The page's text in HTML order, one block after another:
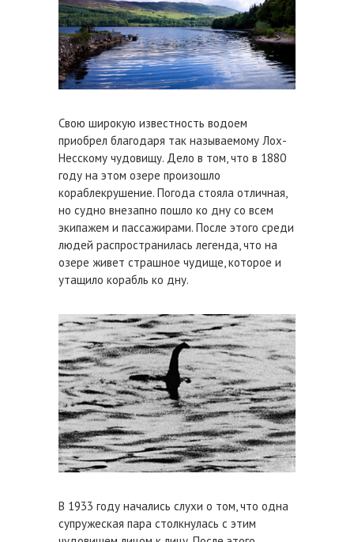
Свою широкую известность водоем
приобрел благодаря так называемому Лох-
Несскому чудовищу. Дело в том, что в 1880
году на этом озере произошло
кораблекрушение. Погода стояла отличная,
но судно внезапно пошло ко дну со всем
экипажем и пассажирами. После этого среди
людей распространилась легенда, что на
озере живет страшное чудище, которое и
утащило корабль ко дну.
В 1933 году начались слухи о том, что одна
супружеская пара столкнулась с этим